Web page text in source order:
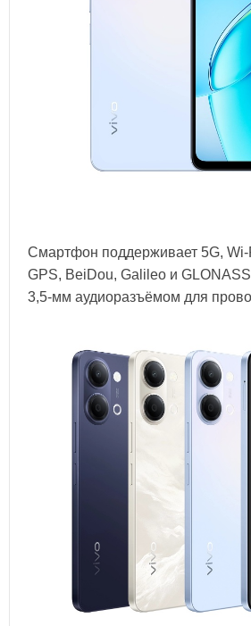
Смартфон поддерживает 5G, Wi-
GPS, BeiDou, Galileo и
3,5-мм аудиоразъёмом для